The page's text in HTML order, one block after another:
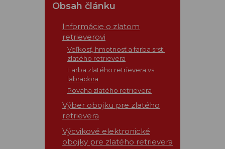
Obsah článku
Informácie o zlatom
retrieverovi
Veľkosť, hmotnosť a farba srsti
zlatého retrievera
Farba zlatého retrievera vs.
labradora
Povaha zlatého retrievera
Výber obojku pre zlatého
retrievera
Výcvikové elektronické
obojky pre zlatého retrievera